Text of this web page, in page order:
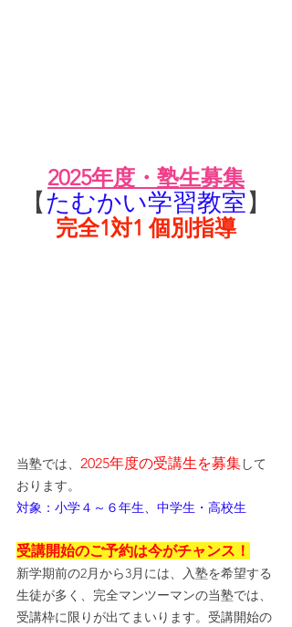
2025年度・塾生募集
【たむかい学習教室】
完全1対1 個別指導
当塾では、 2025年度の受講生を募集して
おります。
対象：小学４～６年生、中学生・高校生
受講開始のご予約は今がチャンス！
新学期前の2月から3月には、入塾を希望する
生徒が多く、完全マンツーマンの当塾では、
受講枠に限りが出てまいります。受講開始の